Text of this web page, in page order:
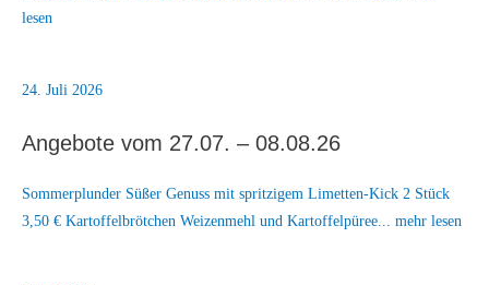
lesen
24. Juli 2026
Angebote vom 27.07. – 08.08.26
Sommerplunder Süßer Genuss mit spritzigem Limetten-Kick 2 Stück
3,50 € Kartoffelbrötchen Weizenmehl und Kartoffelpüree... mehr lesen